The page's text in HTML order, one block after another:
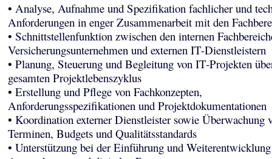
• Analyse, Aufnahme und Spezifikation fachlicher und
Anforderungen in enger Zusammenarbeit mit den
• Schnittstellenfunktion zwischen den internen
Versicherungsunternehmen und externen IT-Dienstleistern
• Planung, Steuerung und Begleitung von IT-Projekten
gesamten Projektlebenszyklus
• Erstellung und Pflege von Fachkonzepten,
Anforderungsspezifikationen und Projektdokumentationen
• Koordination externer Dienstleister sowie Überwachung
Terminen, Budgets und Qualitätsstandards
• Unterstützung bei der Einführung und